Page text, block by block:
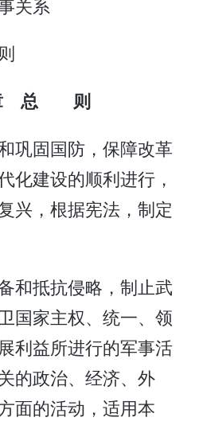
关系
总 则
巩固国防，保障改革
化建设的顺利进行，
兴，根据宪法，制定
和抵抗侵略，制止武
国家主权、统一、领
利益所进行的军事活
的政治、经济、外
面的活动，适用本